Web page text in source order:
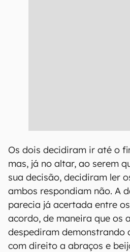
Os dois decidiram ir até o
mas, já no altar, ao serem
sua decisão, decidiram ler
ambos respondiam não. A
parecia já acertada entre
acordo, de maneira que os
despediram demonstrando
com direito a abraços e